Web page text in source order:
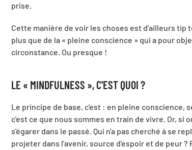
prise.
Cette manière de voir les choses est d'ailleurs tip
plus que de la « pleine conscience » qui a pour
circonstance. Ou presque !
LE « MINDFULNESS », C'EST QUOI ?
Le principe de base, c'est : en pleine conscience,
c'est ce que nous sommes en train de vivre. Or,
s'égarer dans le passé. Qui n'a pas cherché à se
projeter dans l'avenir, source d'espoir et de peur